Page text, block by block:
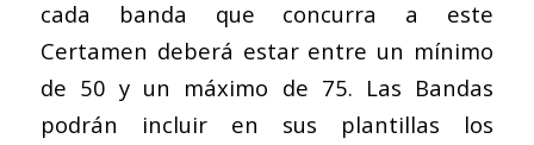
cada banda que concurra a este
Certamen deberá estar entre un mínimo
de 50 y un máximo de 75. Las Bandas
podrán incluir en sus plantillas los